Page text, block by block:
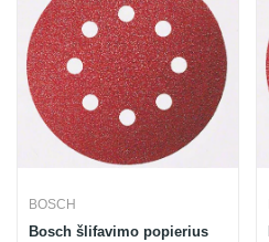
BOSCH
Bosch šlifavimo popierius